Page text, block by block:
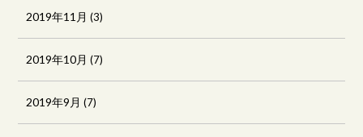
2019年11月 (3)
2019年10月 (7)
2019年9月 (7)